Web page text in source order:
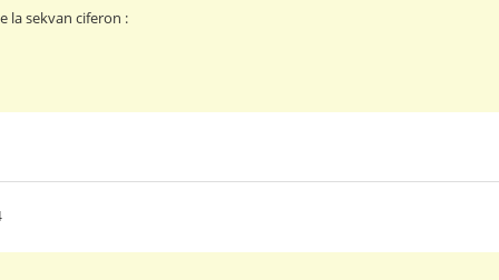
la sekvan ciferon :